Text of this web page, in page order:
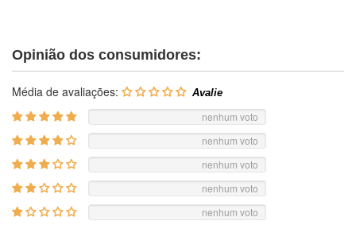
Opinião dos consumidores:
Média de avaliações:
nenhum voto
nenhum voto
nenhum voto
nenhum voto
nenhum voto